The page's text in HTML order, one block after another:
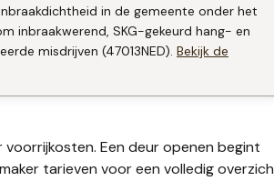
in de gemeente onder het
inbraakwerend, SKG-gekeurd hang- en
misdrijven (47013NED). Bekijk de
Een deur openen begint
tarieven voor een volledig